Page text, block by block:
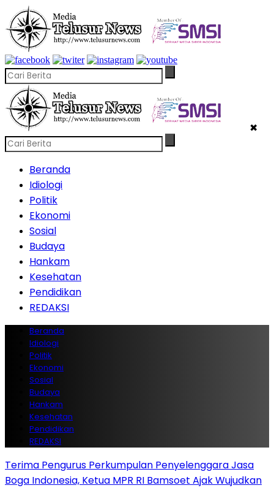
✖
Beranda
Idiologi
Politik
Ekonomi
Sosial
Budaya
Hankam
Kesehatan
Pendidikan
REDAKSI
Beranda
Idiologi
Politik
Ekonomi
Sosial
Budaya
Hankam
Kesehatan
Pendidikan
REDAKSI
Terima Pengurus Perkumpulan Penyelenggara Jasa
Boga Indonesia, Ketua MPR RI Bamsoet Ajak Wujudkan